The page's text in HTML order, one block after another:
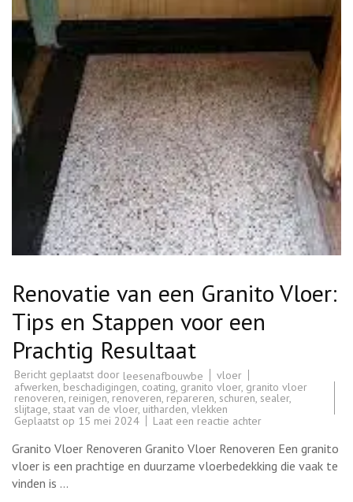
Renovatie van een Granito Vloer:
Tips en Stappen voor een
Prachtig Resultaat
Bericht geplaatst door leesenafbouwbe
vloer
afwerken beschadigingen coating granito vloer, granito vloer
renoveren reinigen, renoveren repareren schuren sealer,
slijtage staat van de vloer, uitharden vlekken
Geplaatst op 15 mei 2024 Laat een reactie achterop
een
Granito
Vloer:
Granito Vloer Renoveren Granito Vloer Renoveren Een granito
vloer is een prachtige en duurzame vloerbedekking die vaak te
vinden is …